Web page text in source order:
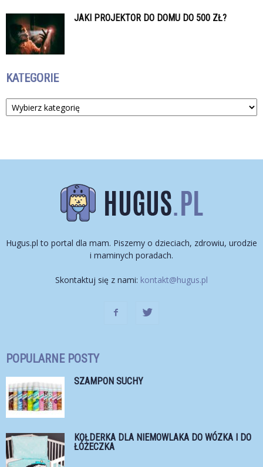
JAKI PROJEKTOR DO DOMU DO 500 ZŁ?
KATEGORIE
Kategorie
Hugus.pl to portal dla mam. Piszemy o dzieciach, zdrowiu, urodzie
i maminych poradach.
Skontaktuj się z nami: kontakt@hugus.pl
POPULARNE POSTY
SZAMPON SUCHY
KOŁDERKA DLA NIEMOWLAKA DO WÓZKA I DO
ŁÓŻECZKA